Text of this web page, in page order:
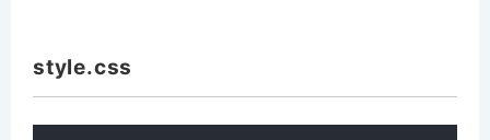
style.css